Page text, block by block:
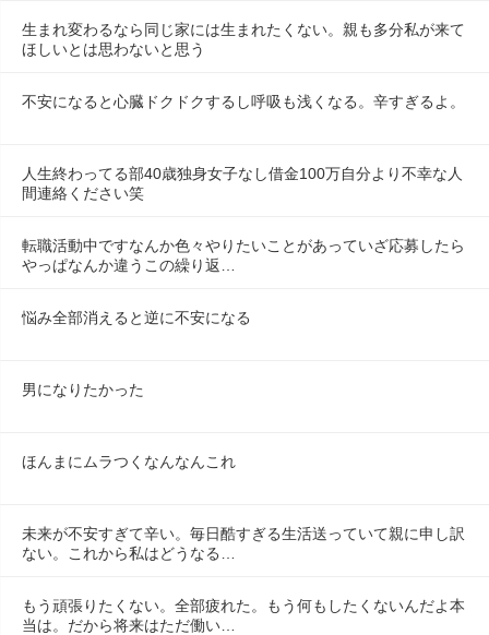
生まれ変わるなら同じ家には生まれたくない。親も多分私が来て
ほしいとは思わないと思う
不安になると心臓ドクドクするし呼吸も浅くなる。辛すぎるよ。
人生終わってる部40歳独身女子なし借金100万自分より不幸な人
間連絡ください笑
転職活動中ですなんか色々やりたいことがあっていざ応募したら
やっぱなんか違うこの繰り返…
悩み全部消えると逆に不安になる
男になりたかった
ほんまにムラつくなんなんこれ
未来が不安すぎて辛い。毎日酷すぎる生活送っていて親に申し訳
ない。これから私はどうなる…
もう頑張りたくない。全部疲れた。もう何もしたくないんだよ本
当は。だから将来はただ働い…